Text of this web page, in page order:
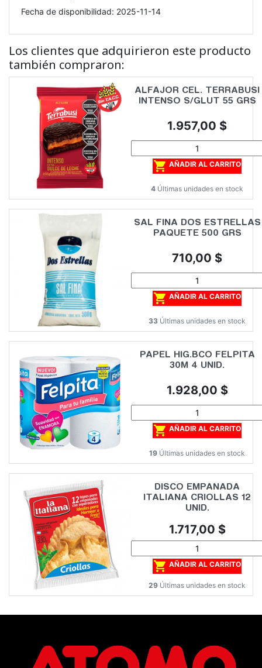
Fecha de disponibilidad: 2025-11-14
Los clientes que adquirieron este producto
también compraron:
ALFAJOR CEL. TERRABUSI
INTENSO S/GLUT 55 GRS
Precio
1.957,00 $
 AÑADIR AL CARRITO
4 Últimas unidades en stock
SAL FINA DOS ESTRELLAS
PAQUETE 500 GRS
Precio
710,00 $
 AÑADIR AL CARRITO
33 Últimas unidades en stock
PAPEL HIG.BCO FELPITA
30M 4 UNID.
Precio
1.928,00 $
 AÑADIR AL CARRITO
19 Últimas unidades en stock
DISCO EMPANADA
ITALIANA CRIOLLAS 12
UNID.
Precio
1.717,00 $
 AÑADIR AL CARRITO
29 Últimas unidades en stock